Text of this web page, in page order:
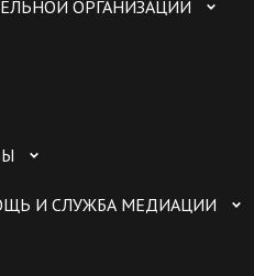
ОРГАНИЗАЦИИ
И СЛУЖБА МЕДИАЦИИ